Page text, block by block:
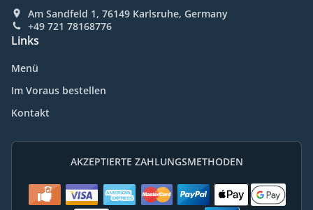
Am Sandfeld 1, 76149 Karlsruhe, Germany
+49 721 78168776
Links
Menü
Im Voraus bestellen
Kontakt
AKZEPTIERTE ZAHLUNGSMETHODEN